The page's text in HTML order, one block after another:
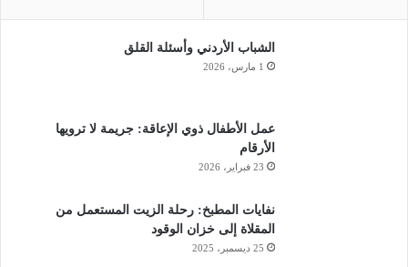
الشباب الأردني وأسئلة القلق
1 مارس، 2026
عمل الأطفال ذوي الإعاقة: جريمة لا ترويها
الأرقام
23 فبراير، 2026
نفايات المطبخ: رحلة الزيت المستعمل من
المقلاة إلى خزان الوقود
25 ديسمبر، 2025